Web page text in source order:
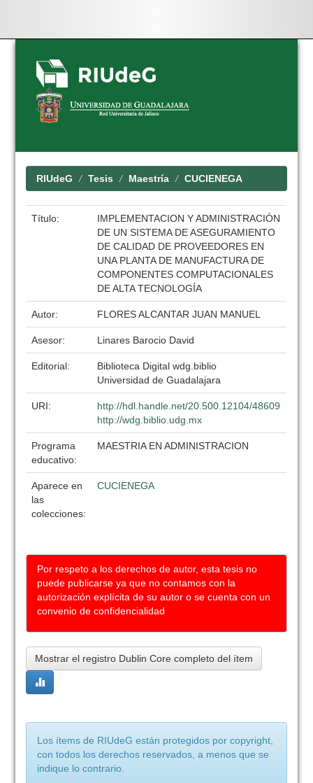
Skip
navigation
RIUdeG Tesis Maestría CUCIENEGA
Título:
IMPLEMENTACION Y ADMINISTRACIÓN
DE UN SISTEMA DE ASEGURAMIENTO
DE CALIDAD DE PROVEEDORES EN
UNA PLANTA DE MANUFACTURA DE
COMPONENTES COMPUTACIONALES
DE ALTA TECNOLOGÍA
Autor: FLORES ALCANTAR JUAN MANUEL
Asesor: Linares Barocio David
Editorial:
Biblioteca Digital wdg.biblio
Universidad de Guadalajara
URI:
http://hdl.handle.net/20.500.12104/48609
http://wdg.biblio.udg.mx
Programa
educativo:
MAESTRIA EN ADMINISTRACION
Aparece en
las
colecciones:
CUCIENEGA
Por respeto a los derechos de autor, esta tesis no
puede publicarse ya que no contamos con la
autorización explícita de su autor o se cuenta con un
convenio de confidencialidad
Mostrar el registro Dublin Core completo del ítem
Los ítems de RIUdeG están protegidos por copyright,
con todos los derechos reservados, a menos que se
indique lo contrario.